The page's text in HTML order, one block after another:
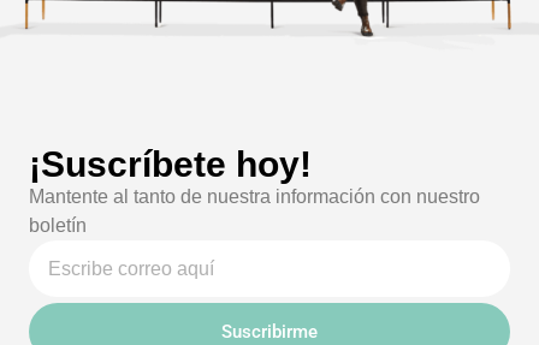
¡Suscríbete hoy!
Mantente al tanto de nuestra información con nuestro
boletín
Suscribirme